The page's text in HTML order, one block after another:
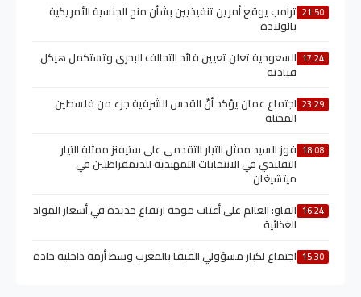
21:50 ترامب يوقع أمرين تنفيذيين بشأن منح الجنسية الأمريكية
بالولادة
17:24 السعودية تعلن تعيين قائد التحالف البحري وتستكمل هيكل
قيادته
23:29 اجتماع عمان يؤكد أنّ القدس الشرقية جزء من فلسطين
المحتلة
18:08 فوز السيد ممثل التيار التقدمي على ستيفنز ممثلة التيار
التقليدي في الانتخابات التمهيدية للديمقراطيين في
ميتشيغان
16:24 الفاو: العالم على أعتاب موجة ارتفاع جديدة في أسعار المواد
الغذائية
15:30 اجتماع لكبار مسؤولي الفيفا بالمغرب وسط أزمة داخلية حادة